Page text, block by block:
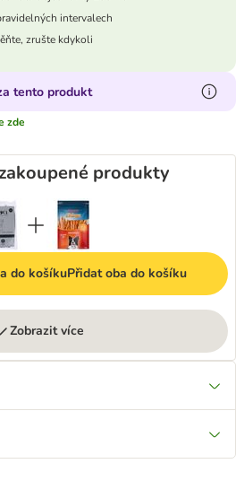
intervalech
zrušte kdykoli
tento produkt
zde
produkty
do košíkuPřidat oba do košíku
Zobrazit více